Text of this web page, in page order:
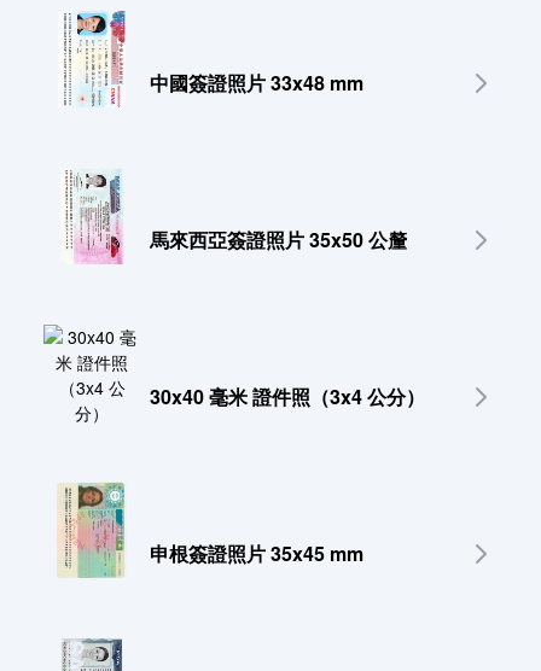
中國簽證照片 33x48 mm
馬來西亞簽證照片 35x50 公釐
30x40 毫米 證件照（3x4 公分）
申根簽證照片 35x45 mm